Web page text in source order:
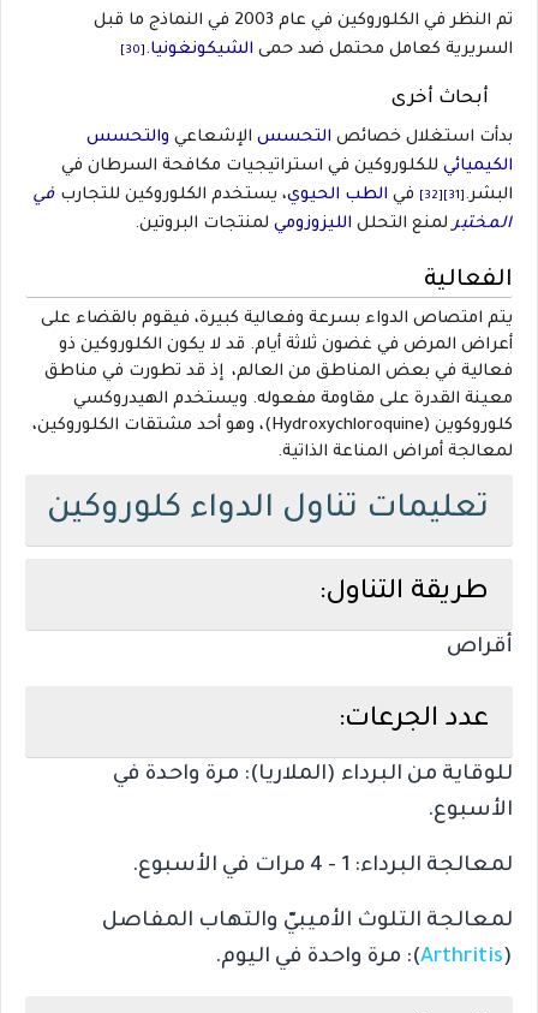
تم النظر في الكلوروكين في عام 2003 في النماذج ما قبل
السريرية كعامل محتمل ضد حمى الشيكونغونيا.
أبحاث أخرى
بدأت استغلال خصائص التحسس الإشعاعي والتحسس
الكيميائي للكلوروكين في استراتيجيات مكافحة السرطان في
البشر.[31]
[32] في الطب الحيوي، يستخدم الكلوروكين للتجارب في
المختبرلمنع التحلل الليزوزوميلمنتجات البروتين.
الفعالية
يتم امتصاص الدواء بسرعة وفعالية كبيرة، فيقوم بالقضاء على
أعراض المرض في غضون ثلاثة أيام. قد لا يكون الكلوروكين ذو
فعالية في بعض المناطق من العالم، إذ قد تطورت في مناطق
معينة القدرة على مقاومة مفعوله. ويستخدم الهيدروكسي
كلوروكوين (Hydroxychloroquine)، وهو أحد مشتقات الكلوروكين،
لمعالجة أمراض المناعة الذاتية.
تعليمات تناول الدواء كلوروكين
طريقة التناول:
أقراص
عدد الجرعات:
للوقاية من البرداء (الملاريا): مرة واحدة في
الأسبوع.
لمعالجة البرداء: 1 - 4 مرات في الأسبوع.
لمعالجة التلوث الأميبيّ والتهاب المفاصل
(
Arthritis): مرة واحدة في اليوم.